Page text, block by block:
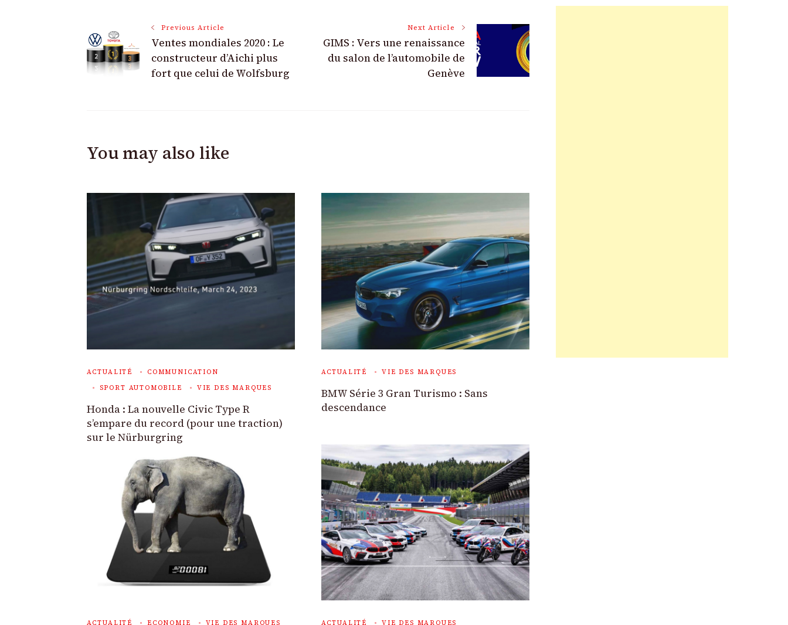
Post
Navigation
Previous Article
Ventes mondiales 2020 : Le
constructeur d’Aichi plus
fort que celui de Wolfsburg
Next Article
GIMS : Vers une renaissance
du salon de l’automobile de
Genève
You may also like
ACTUALITÉ
COMMUNICATION
SPORT AUTOMOBILE
VIE DES MARQUES
Honda : La nouvelle Civic Type R
s’empare du record (pour une traction)
sur le Nürburgring
ACTUALITÉ VIE DES MARQUES
BMW Série 3 Gran Turismo : Sans
descendance
ACTUALITÉ ECONOMIE VIE DES MARQUES ACTUALITÉ VIE DES MARQUES